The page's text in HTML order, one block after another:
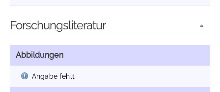
Forschungsliteratur
Abbildungen
Angabe fehlt